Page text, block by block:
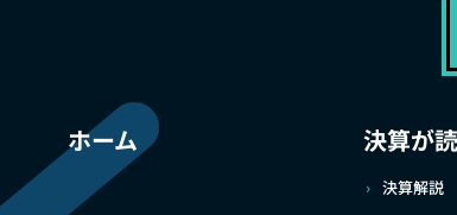
ホーム 決算が
決算解説